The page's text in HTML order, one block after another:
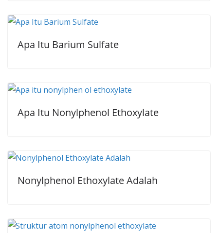
Apa Itu Barium Sulfate
Apa Itu Nonylphenol Ethoxylate
Nonylphenol Ethoxylate Adalah